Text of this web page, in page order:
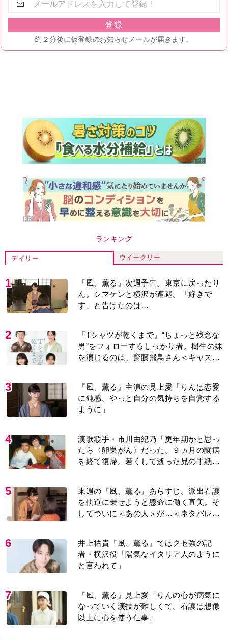
ランキング
デイリー ウイークリー
1
『風、薫る』次週予告。東京に戻ったり
ん。シマケンと横沢が遭遇。「好きで
す」と告げたのは…
2
『Tシャツが乾くまで』“ちょっと残念な
男”をフォローするしっかり者。樹生の妹
を演じるのは、齋藤飛鳥さん＜キャスト
3
『風、薫る』主演の見上愛「りんは恋愛
に鈍感。やっと自分の気持ちを自覚する
ように」
4
演歌歌手・市川由紀乃「更年期かと思っ
たら〈卵巣がん〉だった。９ヵ月の闘病
を経て復帰。若くして逝った兄の手紙を
5
来週の『風、薫る』あらすじ。派出看護
を軌道に乗せようと懸命に働く直美。そ
してついに＜あの人＞が…＜ネタバレあ
6
井上祐貴『風、薫る』ではクセ強の記
者・横沢役「陽気なイタリア人のように
と言われて」
7
『風、薫る』見上愛「りんの心が病気に
なっていく演技が難しくて。看護は想像
以上に心を使う仕事」